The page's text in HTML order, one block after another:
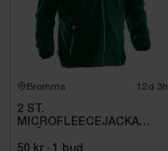
Bromma 12d 3h
2 ST.
MICROFLEECEJACKA
WORKWEAR. STL (L)